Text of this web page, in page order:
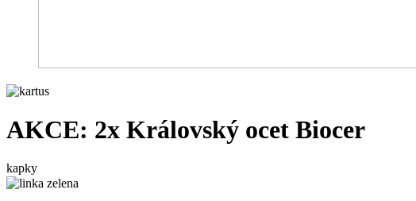
AKCE: 2x Královský ocet Biocer
kapky